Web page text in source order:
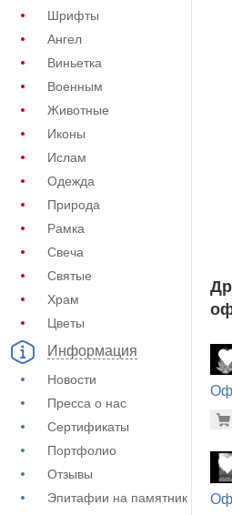
Шрифты
Ангел
Виньетка
Военным
Животные
Иконы
Ислам
Одежда
Природа
Рамка
Свеча
Святые
Храм
Цветы
Информация
Новости
Пресса о нас
Сертификаты
Портфолио
Отзывы
Эпитафии на памятник